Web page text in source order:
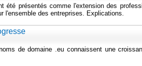
été présentés comme l'extension des
l'ensemble des entreprises. Explications.
de domaine .eu connaissent une